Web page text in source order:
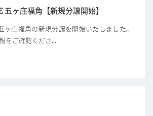
五ヶ庄福角【新規分譲開始】
ヶ庄福角の新規分譲を開始いたしました。
をご確認くださ...